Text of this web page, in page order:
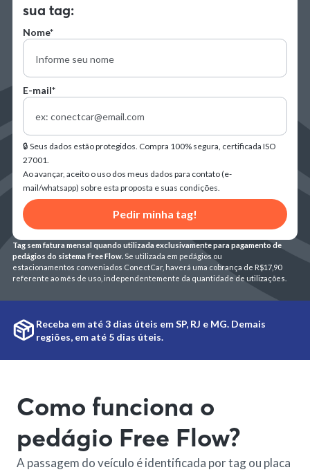
sua tag:
Nome*
E-mail*
🔒 Seus dados estão protegidos. Compra 100% segura, certificada ISO
27001.
Ao avançar, aceito o uso dos meus dados para contato (e-
mail/whatsapp) sobre esta proposta e suas condições.
Pedir minha tag!
Tag sem fatura mensal quando utilizada exclusivamente para pagamento de
pedágios do sistema Free Flow. Se utilizada em pedágios ou
estacionamentos conveniados ConectCar, haverá uma cobrança de R$17,90
referente ao mês de uso, independentemente da quantidade de utilizações.
Receba em até 3 dias úteis em SP, RJ e MG. Demais
regiões, em até 5 dias úteis.
Como funciona o
pedágio Free Flow?
A passagem do veículo é identificada por tag ou placa